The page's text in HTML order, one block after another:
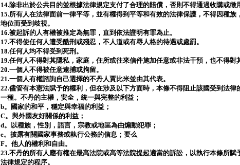
14.除非出於公共目的並根據法律規定支付了合理的賠償，否則不得通過收購或徵
15.所有人在法律面前一律平等，並有權得到平等和有效的法律保護，不得因種
地位而受到歧視。
16.被起訴的人有權被推定為無罪，直到依法證明有罪為止。
17.不得使任何人遭受酷刑或殘忍，不人道或有辱人格的待遇或處罰。
18.任何人均不得受到死刑。
19.任何人不得對其隱私，家庭，住所或往來信件施加任意或非法干預，也不得對
20.一個人不得被任意逮捕或拘留。
21.一個人有權諮詢自己選擇的不丹人賈比米並由其代表。
22.儘管有本憲法賦予的權利，但在涉及以下方面時，本條不得阻止該國受到法律
一種。不丹的主權，安全，統一與完整的利益；
b。國家的和平，穩定與幸福的利益；
C。與外國友好關係的利益；
d。以種族，性別，語言，宗教或地區為由煽動犯罪；
e。披露有關國家事務或執行公務的信息；要么
F。他人的權利和自由。
23.不丹的所有人應有權在最高法院或高等法院提起適當的訴訟，以執行本條所
法律規定的程序。